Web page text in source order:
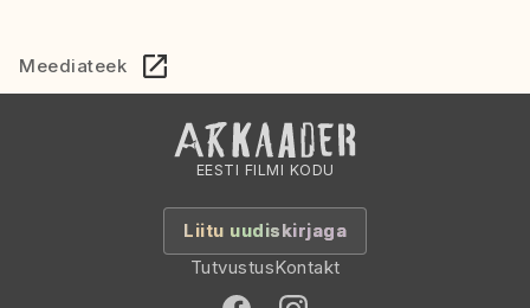
Meediateek
EESTI FILMI KODU
Liitu uudiskirjaga
TutvustusKontakt